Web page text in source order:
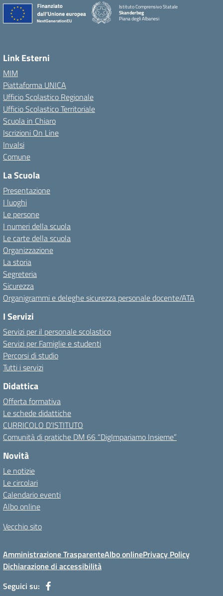
Istituto Comprensivo Statale
Skanderbeg
Piana degli Albanesi
Link Esterni
MIM
Piattaforma UNICA
Ufficio Scolastico Regionale
Ufficio Scolastico Territoriale
Scuola in Chiaro
Iscrizioni On Line
Invalsi
Comune
La Scuola
Presentazione
I luoghi
Le persone
I numeri della scuola
Le carte della scuola
Organizzazione
La storia
Segreteria
Sicurezza
Organigrammi e deleghe sicurezza personale docente/ATA
I Servizi
Servizi per il personale scolastico
Servizi per Famiglie e studenti
Percorsi di studio
Tutti i servizi
Didattica
Offerta formativa
Le schede didattiche
CURRICOLO D’ISTITUTO
Comunità di pratiche DM 66 “DigImpariamo Insieme”
Novità
Le notizie
Le circolari
Calendario eventi
Albo online
Vecchio sito
Amministrazione TrasparenteAlbo onlinePrivacy Policy
Dichiarazione di accessibilità
Seguici su: